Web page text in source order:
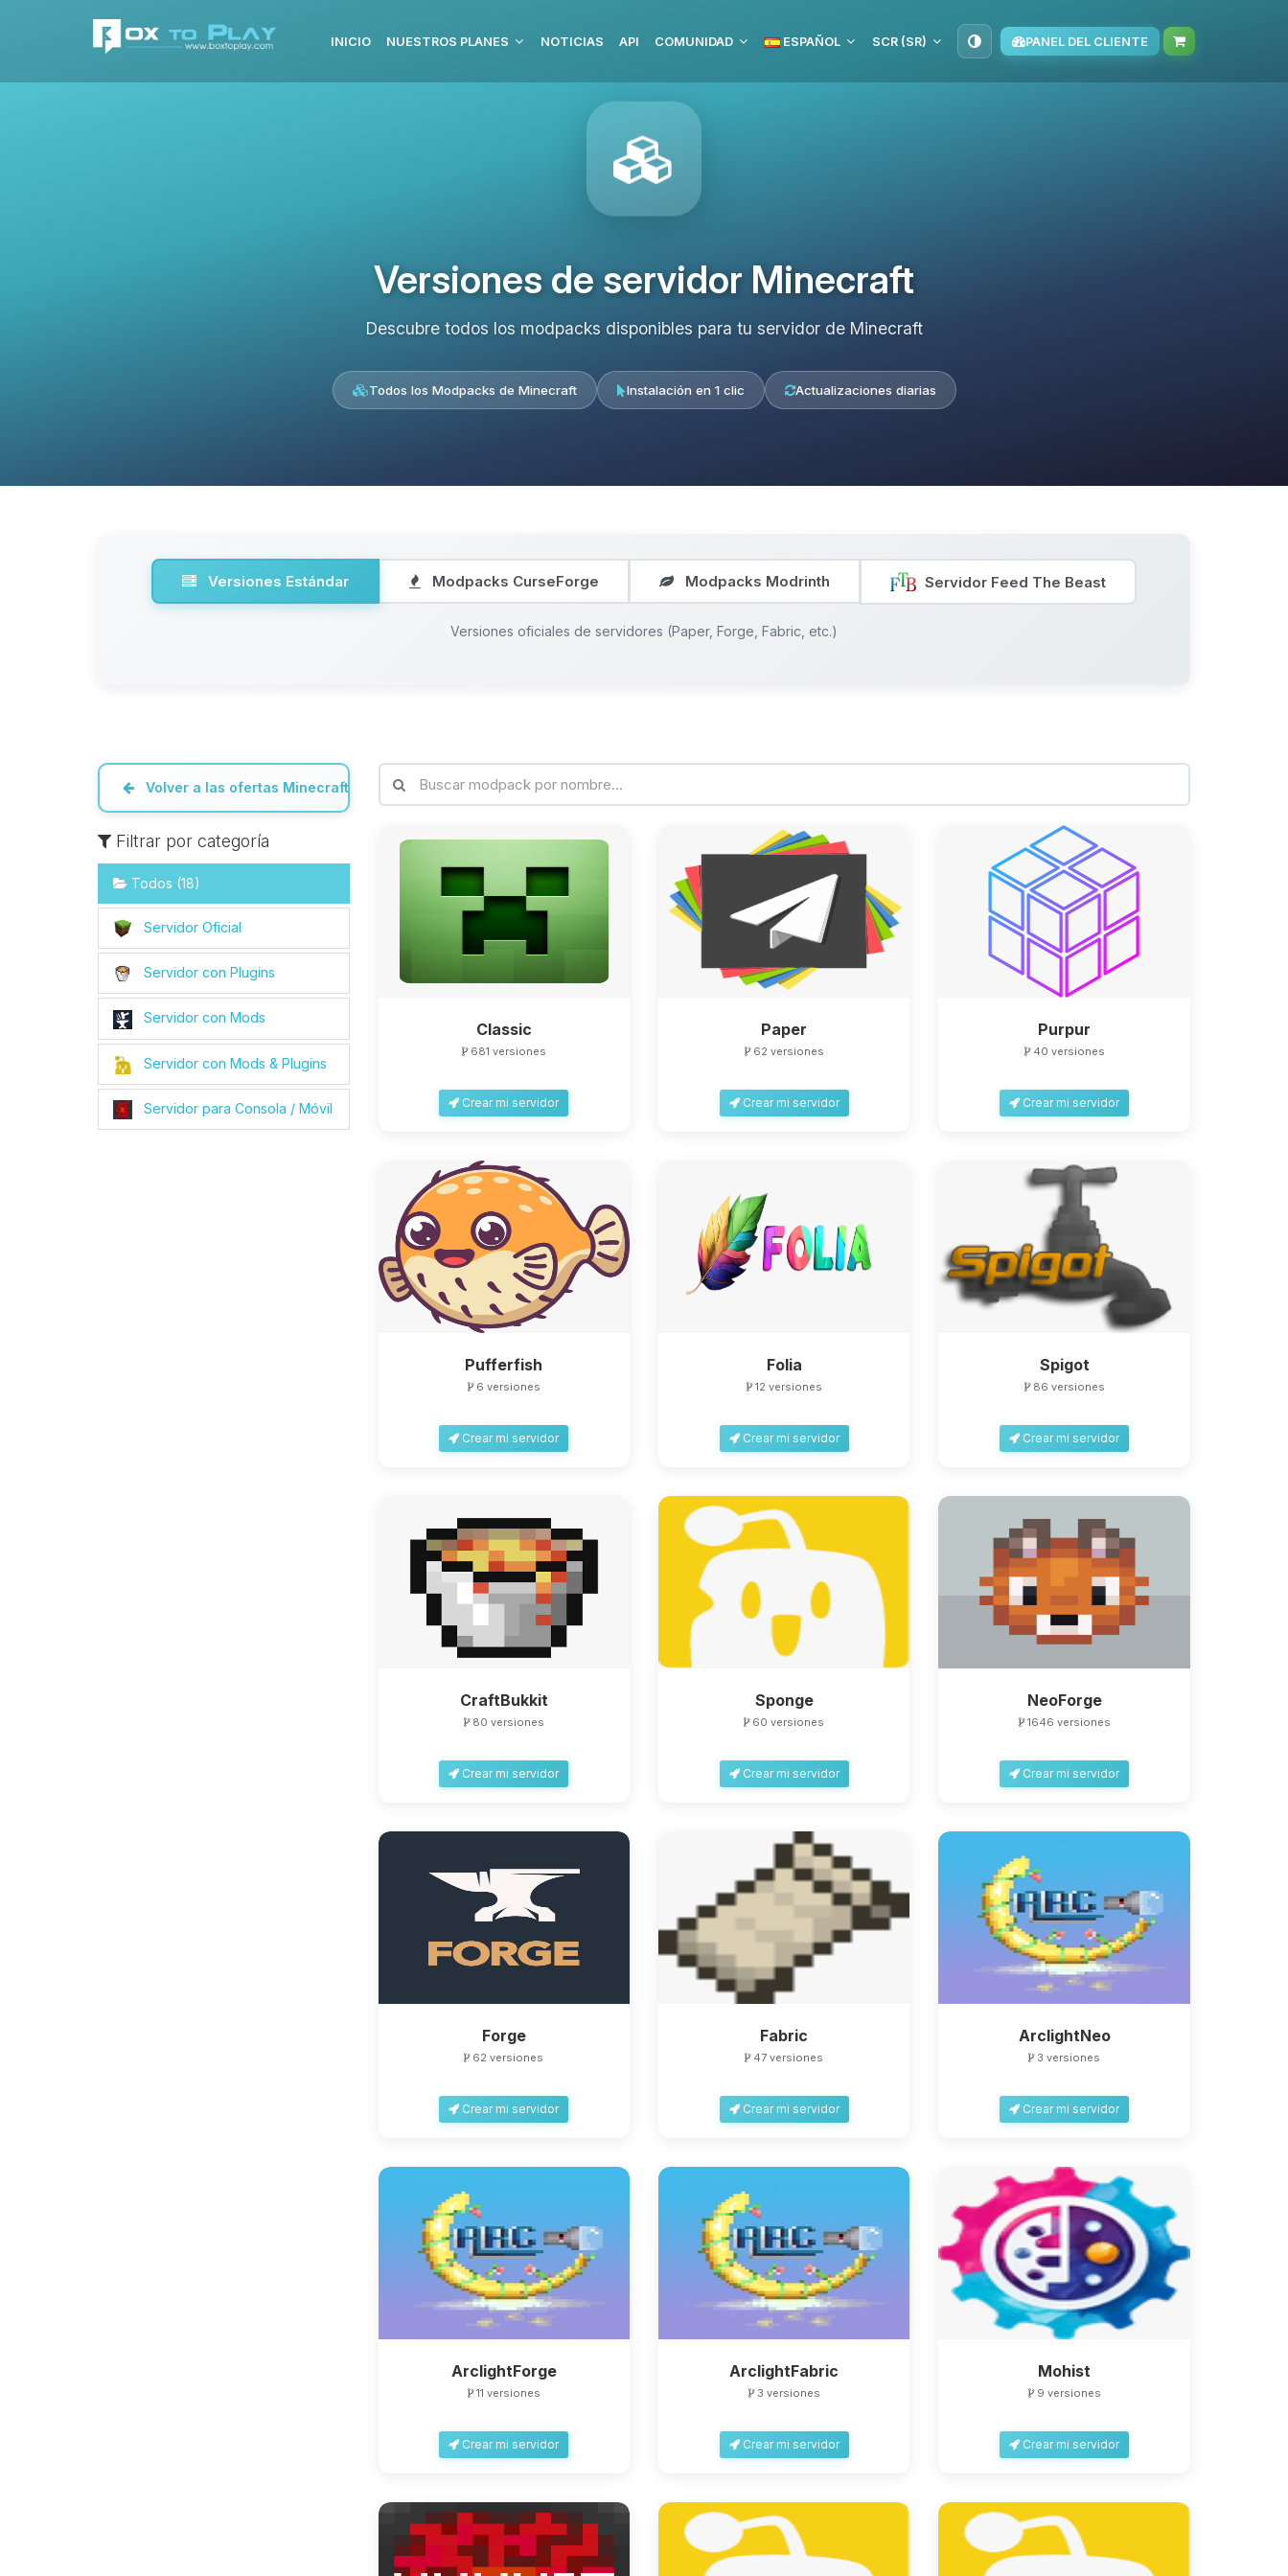
INICIO NUESTROS PLANES NOTICIAS API COMUNIDAD ESPAÑOL SCR (SR) PANEL DEL CLIENTE
Versiones de servidor Minecraft
Descubre todos los modpacks disponibles para tu servidor de Minecraft
Todos los Modpacks de Minecraft Instalación en 1 clic Actualizaciones diarias
Versiones Estándar Modpacks CurseForge Modpacks Modrinth Servidor Feed The Beast
Versiones oficiales de servidores (Paper, Forge, Fabric, etc.)
Volver a las ofertas Minecraft
Filtrar por categoría
Todos (18)
Servidor Oficial
Servidor con Plugins
Servidor con Mods
Servidor con Mods & Plugins
Servidor para Consola / Móvil
Classic
681 versiones
Crear mi servidor
Paper
62 versiones
Crear mi servidor
Purpur
40 versiones
Crear mi servidor
Pufferfish
6 versiones
Crear mi servidor
Folia
12 versiones
Crear mi servidor
Spigot
86 versiones
Crear mi servidor
CraftBukkit
80 versiones
Crear mi servidor
Sponge
60 versiones
Crear mi servidor
NeoForge
1646 versiones
Crear mi servidor
Forge
62 versiones
Crear mi servidor
Fabric
47 versiones
Crear mi servidor
ArclightNeo
3 versiones
Crear mi servidor
ArclightForge
11 versiones
Crear mi servidor
ArclightFabric
3 versiones
Crear mi servidor
Mohist
9 versiones
Crear mi servidor